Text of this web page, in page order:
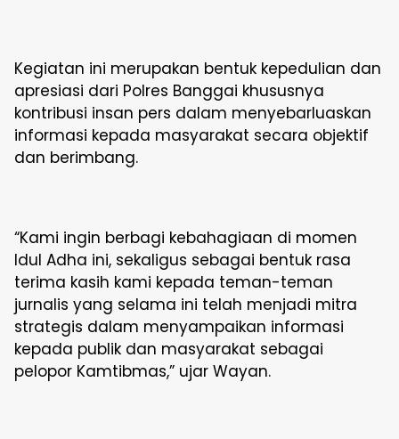
Kegiatan ini merupakan bentuk kepedulian dan
apresiasi dari Polres Banggai khususnya
kontribusi insan pers dalam menyebarluaskan
informasi kepada masyarakat secara objektif
dan berimbang.
“Kami ingin berbagi kebahagiaan di momen
Idul Adha ini, sekaligus sebagai bentuk rasa
terima kasih kami kepada teman-teman
jurnalis yang selama ini telah menjadi mitra
strategis dalam menyampaikan informasi
kepada publik dan masyarakat sebagai
pelopor Kamtibmas,” ujar Wayan.